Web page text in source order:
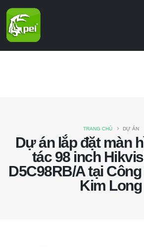
Dự án lắp đặt màn
tác 98 inch
D5C98RB/A tại
Kim Long
TRANG CHỦ DỰ ÁN